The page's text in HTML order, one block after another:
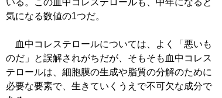
いる。この血中コレステロールも、中年になると
気になる数値の1つだ。
血中コレステロールについては、よく「悪いも
のだ」と誤解されがちだが、そもそも血中コレス
テロールは、細胞膜の生成や脂質の分解のために
必要な要素で、生きていくうえで不可欠な成分で